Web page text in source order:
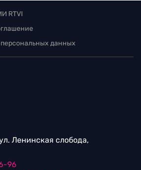
RTVI
данных
Ленинская слобода,
96